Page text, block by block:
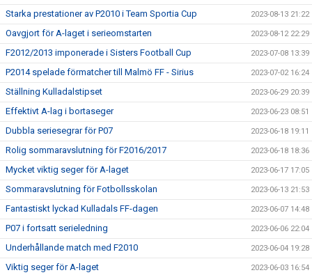
Starka prestationer av P2010 i Team Sportia Cup 2023-08-13 21:22
Oavgjort för A-laget i serieomstarten 2023-08-12 22:29
F2012/2013 imponerade i Sisters Football Cup 2023-07-08 13:39
P2014 spelade förmatcher till Malmö FF - Sirius 2023-07-02 16:24
Ställning Kulladalstipset 2023-06-29 20:39
Effektivt A-lag i bortaseger 2023-06-23 08:51
Dubbla seriesegrar för P07 2023-06-18 19:11
Rolig sommaravslutning för F2016/2017 2023-06-18 18:36
Mycket viktig seger för A-laget 2023-06-17 17:05
Sommaravslutning för Fotbollsskolan 2023-06-13 21:53
Fantastiskt lyckad Kulladals FF-dagen 2023-06-07 14:48
P07 i fortsatt serieledning 2023-06-06 22:04
Underhållande match med F2010 2023-06-04 19:28
Viktig seger för A-laget 2023-06-03 16:54